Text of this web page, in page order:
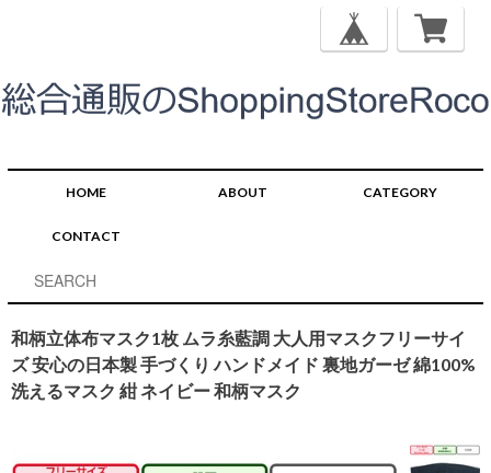
HOME ABOUT CATEGORY
CONTACT
和柄立体布マスク1枚 ムラ糸藍調 大人用マスクフリーサイ
ズ 安心の日本製 手づくり ハンドメイド 裏地ガーゼ 綿100%
洗えるマスク 紺 ネイビー 和柄マスク